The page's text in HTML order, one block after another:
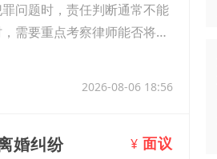
问题时，责任判断通常不能
需要重点考察律师能否将大
2026-08-06 18:56
婚纠纷 ¥ 面议